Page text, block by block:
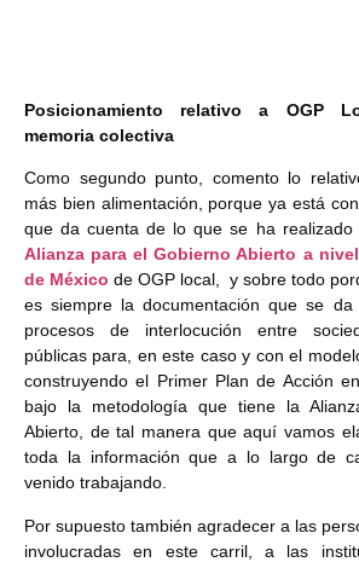
Posicionamiento relativo a OGP
memoria colectiva
Como segundo punto, comento lo
más bien alimentación, porque ya está
que da cuenta de lo que se ha
Alianza para el Gobierno Abierto a
de México de OGP local, y sobre todo
es siempre la documentación que se
procesos de interlocución entre
públicas para, en este caso y con el
construyendo el Primer Plan de Acción
bajo la metodología que tiene la
Abierto, de tal manera que aquí vamos
toda la información que a lo largo de
venido trabajando.
Por supuesto también agradecer a las
involucradas en este carril, a las